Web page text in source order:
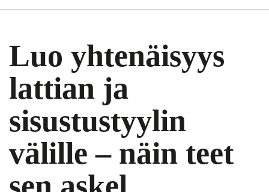
Luo yhtenäisyys
lattian ja
sisustustyylin
välille – näin teet